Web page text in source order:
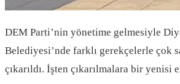
DEM Parti’nin yönetime gelmesiyle
Belediyesi’nde farklı gerekçelerle çok
çıkarıldı. İşten çıkarılmalara bir yenisi